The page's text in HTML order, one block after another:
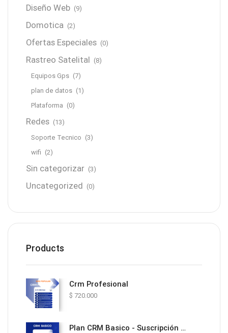
Diseño Web (9)
Domotica (2)
Ofertas Especiales (0)
Rastreo Satelital (8)
Equipos Gps (7)
plan de datos (1)
Plataforma (0)
Redes (13)
Soporte Tecnico (3)
wifi (2)
Sin categorizar (3)
Uncategorized (0)
Products
Crm Profesional
$ 720.000
Plan CRM Basico - Suscripción Mensual